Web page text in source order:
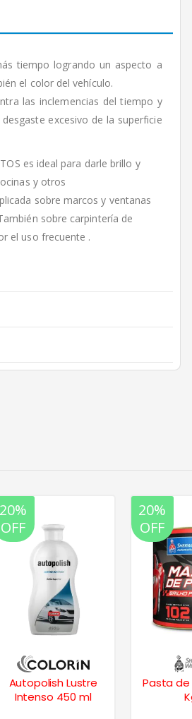
tiempo logrando un aspecto a
el color del vehículo.
las inclemencias del tiempo y
excesivo de la superficie
es ideal para darle brillo y
y otros
sobre marcos y ventanas
sobre carpintería de
el uso frecuente .
20%
OFF
Autopolish Lustre
Intenso 450 ml
20%
OFF
Pasta de